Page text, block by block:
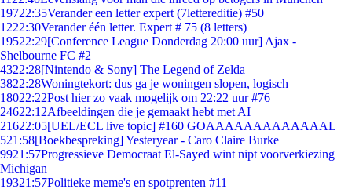
19722:35Verander een letter expert (7lettereditie) #50
1222:30Verander één letter. Expert # 75 (8 letters)
19522:29[Conference League Donderdag 20:00 uur] Ajax -
Shelbourne FC #2
4322:28[Nintendo & Sony] The Legend of Zelda
3822:28Woningtekort: dus ga je woningen slopen, logisch
18022:22Post hier zo vaak mogelijk om 22:22 uur #76
24622:12Afbeeldingen die je gemaakt hebt met AI
21622:05[UEL/ECL live topic] #160 GOAAAAAAAAAAAAAL
521:58[Boekbespreking] Yesteryear - Caro Claire Burke
9921:57Progressieve Democraat El-Sayed wint nipt voorverkiezing
Michigan
19321:57Politieke meme's en spotprenten #11